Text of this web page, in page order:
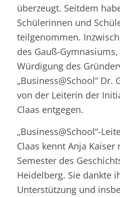
überzeugt. Seitdem
Schülerinnen und
teilgenommen.
des Gauß-
Würdigung des
„Business@School“ Dr.
von der Leiterin der
Claas entgegen.
„Business@School“-
Claas kennt Anja
Semester des
Heidelberg. Sie dankte
Unterstützung und